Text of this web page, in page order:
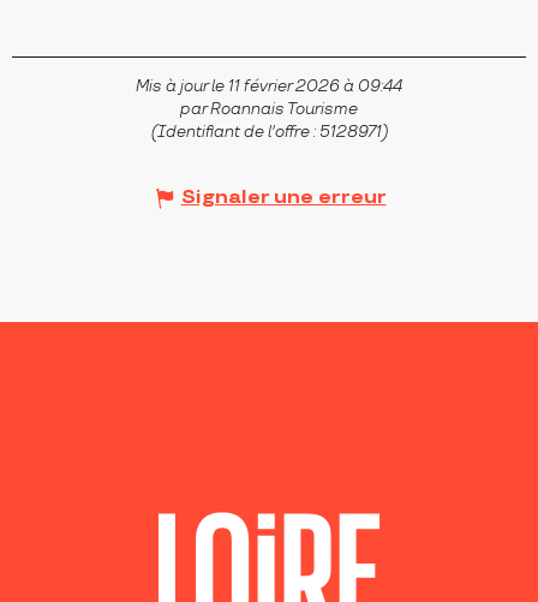
Mis à jour le 11 février 2026 à 09:44
par Roannais Tourisme
(Identifiant de l'offre : 5128971)
Signaler une erreur